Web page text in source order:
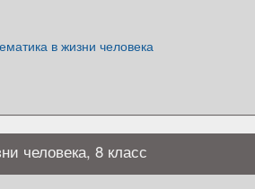
в жизни человека
человека, 8 класс